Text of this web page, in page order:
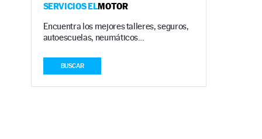
SERVICIOS ELMOTOR
Encuentra los mejores talleres, seguros,
autoescuelas, neumáticos…
BUSCAR